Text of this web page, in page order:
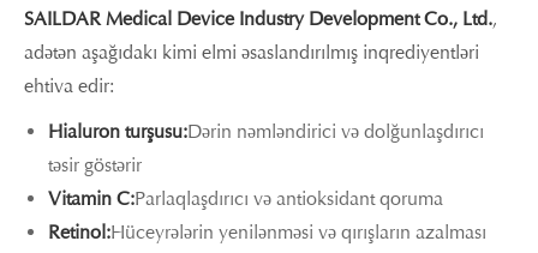
SAILDAR Medical Device Industry Development Co., Ltd.,
adətən aşağıdakı kimi elmi əsaslandırılmış inqrediyentləri
ehtiva edir:
Hialuron turşusu:Dərin nəmləndirici və dolğunlaşdırıcı
təsir göstərir
Vitamin C:Parlaqlaşdırıcı və antioksidant qoruma
Retinol:Hüceyrələrin yenilənməsi və qırışların azalması